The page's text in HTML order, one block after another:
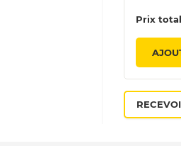
Prix